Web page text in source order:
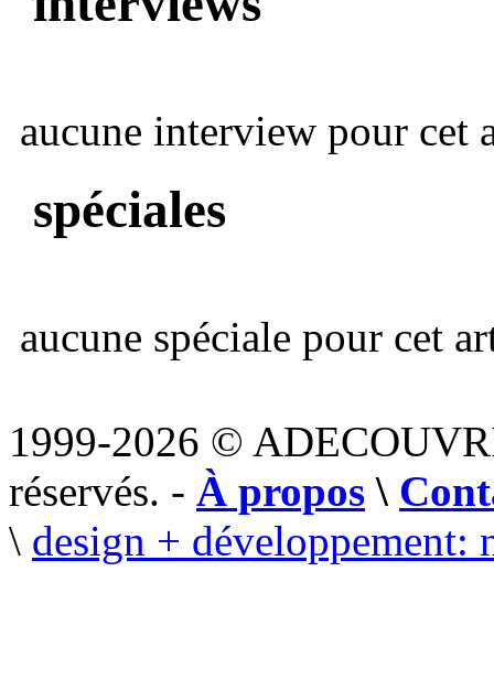
aucune interview pour cet
spéciales
aucune spéciale pour cet
1999-2026 ©
réservés. - À propos \
\ design + développement: